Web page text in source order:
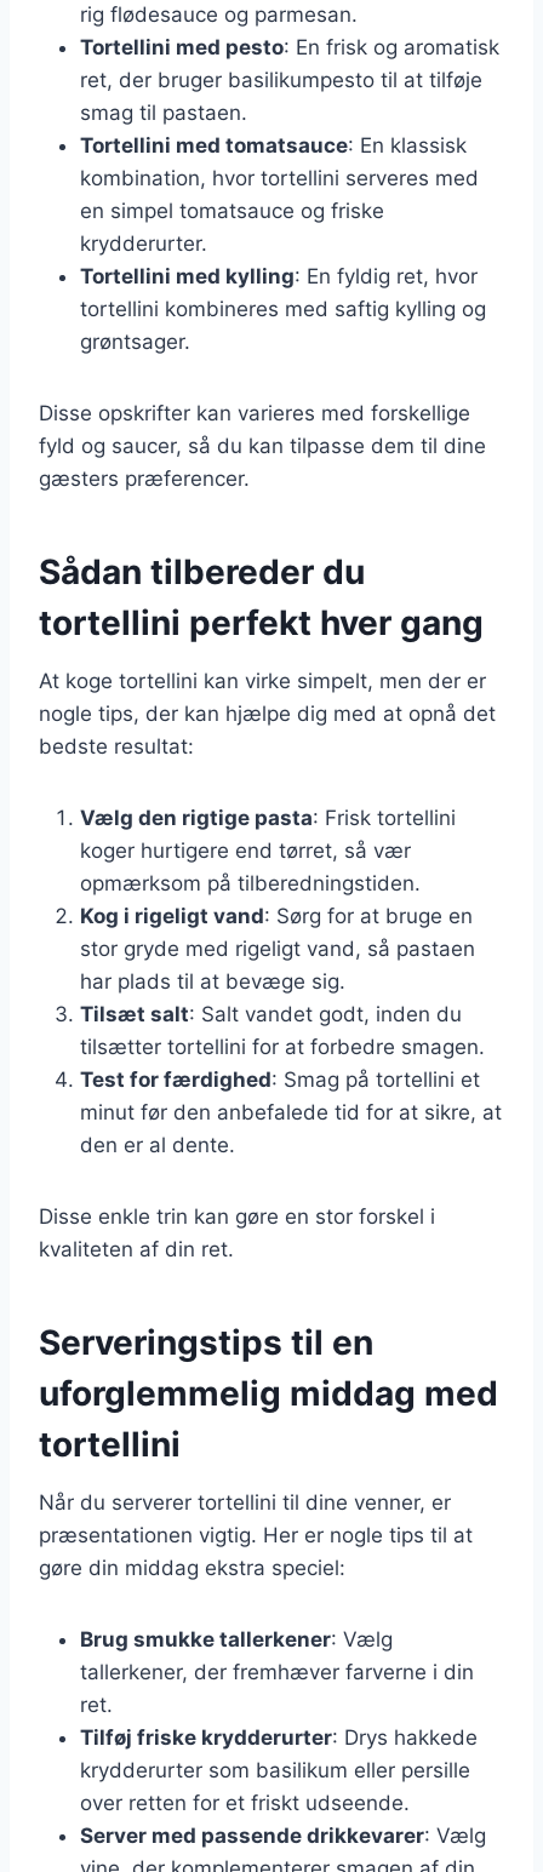
rig flødesauce og parmesan.
Tortellini med pesto: En frisk og aromatisk
ret, der bruger basilikumpesto til at tilføje
smag til pastaen.
Tortellini med tomatsauce: En klassisk
kombination, hvor tortellini serveres med
en simpel tomatsauce og friske
krydderurter.
Tortellini med kylling: En fyldig ret, hvor
tortellini kombineres med saftig kylling og
grøntsager.
Disse opskrifter kan varieres med forskellige
fyld og saucer, så du kan tilpasse dem til dine
gæsters præferencer.
Sådan tilbereder du
tortellini perfekt hver gang
At koge tortellini kan virke simpelt, men der er
nogle tips, der kan hjælpe dig med at opnå det
bedste resultat:
Vælg den rigtige pasta: Frisk tortellini
koger hurtigere end tørret, så vær
opmærksom på tilberedningstiden.
Kog i rigeligt vand: Sørg for at bruge en
stor gryde med rigeligt vand, så pastaen
har plads til at bevæge sig.
Tilsæt salt: Salt vandet godt, inden du
tilsætter tortellini for at forbedre smagen.
Test for færdighed: Smag på tortellini et
minut før den anbefalede tid for at sikre, at
den er al dente.
Disse enkle trin kan gøre en stor forskel i
kvaliteten af din ret.
Serveringstips til en
uforglemmelig middag med
tortellini
Når du serverer tortellini til dine venner, er
præsentationen vigtig. Her er nogle tips til at
gøre din middag ekstra speciel:
Brug smukke tallerkener: Vælg
tallerkener, der fremhæver farverne i din
ret.
Tilføj friske krydderurter: Drys hakkede
krydderurter som basilikum eller persille
over retten for et friskt udseende.
Server med passende drikkevarer: Vælg